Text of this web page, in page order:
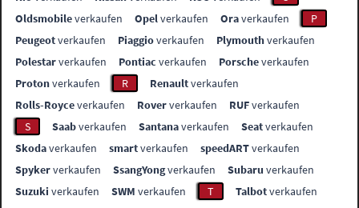
Oldsmobileverkaufen Opelverkaufen Oraverkaufen
P
Peugeotverkaufen Piaggioverkaufen Plymouthverkaufen
Polestarverkaufen Pontiac verkaufen Porscheverkaufen
Protonverkaufen R Renaultverkaufen
Rolls-Royceverkaufen Roververkaufen RUFverkaufen
S
Saabverkaufen Santanaverkaufen Seatverkaufen
Skodaverkaufen smartverkaufen speedARTverkaufen
Spykerverkaufen SsangYongverkaufen Subaru verkaufen
Suzuki verkaufen SWM verkaufen T Talbotverkaufen